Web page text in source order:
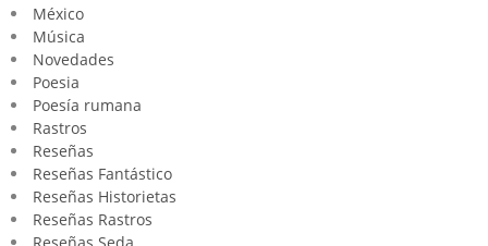
México
Música
Novedades
Poesia
Poesía rumana
Rastros
Reseñas
Reseñas Fantástico
Reseñas Historietas
Reseñas Rastros